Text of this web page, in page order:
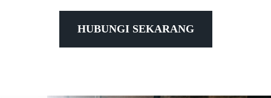
HUBUNGI SEKARANG